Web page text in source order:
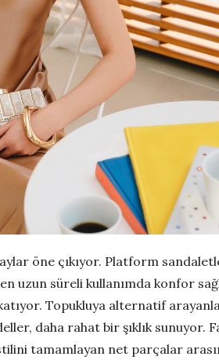
öne çıkıyor. Platform
uzun süreli kullanımda konfor
Topukluya alternatif
daha rahat bir şıklık sunuyor.
tamamlayan net parçalar